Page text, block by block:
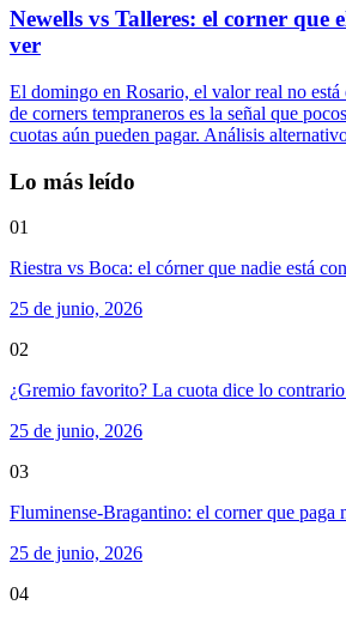
Newells vs Talleres: el corner que
ver
El domingo en Rosario, el valor real no está
de corners tempraneros es la señal que
cuotas aún pueden pagar. Análisis
Lo más leído
01
Riestra vs Boca: el córner que nadie está
25 de junio, 2026
02
¿Gremio favorito? La cuota dice lo
25 de junio, 2026
03
Fluminense-Bragantino: el corner que paga
25 de junio, 2026
04